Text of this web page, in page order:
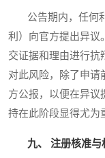
公告期内，任何利
利）向官方提出异议
交证据和理由进行抗
对此风险，除了申请
方公报，以便在异议
持在此阶段显得尤为
九、 注册核准与